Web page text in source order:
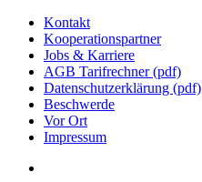
Kontakt
Kooperationspartner
Jobs & Karriere
AGB Tarifrechner (pdf)
Datenschutzerklärung (pdf)
Beschwerde
Vor Ort
Impressum